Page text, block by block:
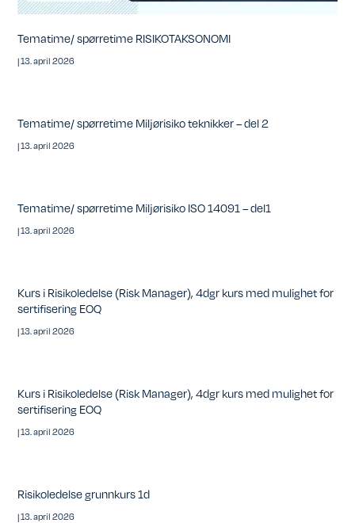
Tematime/ spørretime RISIKOTAKSONOMI
|13. april 2026
Tematime/ spørretime Miljørisiko teknikker – del 2
|13. april 2026
Tematime/ spørretime Miljørisiko ISO 14091 – del1
|13. april 2026
Kurs i Risikoledelse (Risk Manager), 4dgr kurs med mulighet for
sertifisering EOQ
|13. april 2026
Kurs i Risikoledelse (Risk Manager), 4dgr kurs med mulighet for
sertifisering EOQ
|13. april 2026
Risikoledelse grunnkurs 1d
|13. april 2026